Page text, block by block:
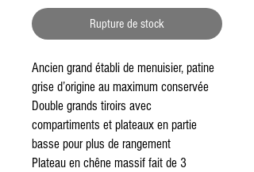
Rupture de stock
Ancien grand établi de menuisier, patine
grise d’origine au maximum conservée
Double grands tiroirs avec
compartiments et plateaux en partie
basse pour plus de rangement
Plateau en chêne massif fait de 3